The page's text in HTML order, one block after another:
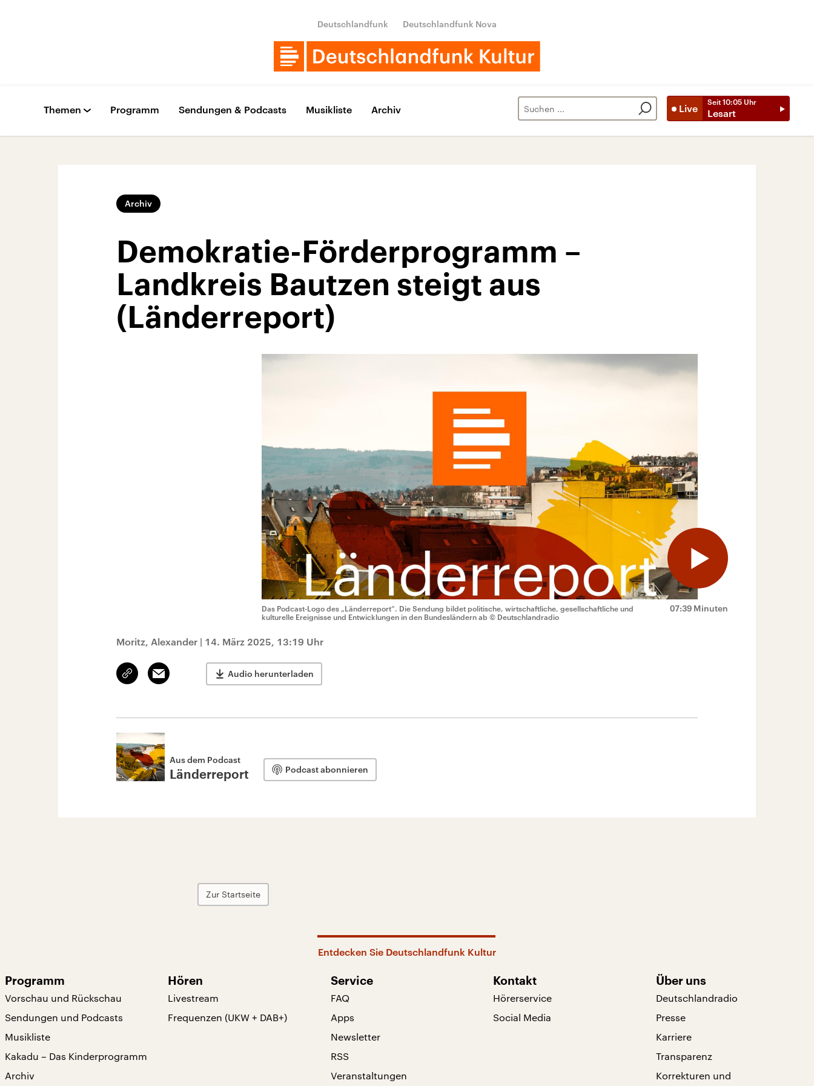
Deutschlandfunk Deutschlandfunk Nova
Live
Seit 10:05 Uhr
Lesart
Themen Programm Sendungen & Podcasts Musikliste Archiv
Archiv
Demokratie-Förderprogramm –
Landkreis Bautzen steigt aus
(Länderreport)
07:39 Minuten
Das Podcast-Logo des „Länderreport“. Die Sendung bildet politische, wirtschaftliche, gesellschaftliche und
kulturelle Ereignisse und Entwicklungen in den Bundesländern ab © Deutschlandradio
Moritz, Alexander | 14. März 2025, 13:19 Uhr
Link
kopieren/teilen
Email Audio herunterladen
Aus dem Podcast
Länderreport Podcast abonnieren
Zur Startseite
Entdecken Sie Deutschlandfunk Kultur
Programm
Vorschau und Rückschau
Sendungen und Podcasts
Musikliste
Kakadu – Das Kinderprogramm
Archiv
Hören
Livestream
Frequenzen (UKW + DAB+)
Service
FAQ
Apps
Newsletter
RSS
Veranstaltungen
Kontakt
Hörerservice
Social Media
Über uns
Deutschlandradio
Presse
Karriere
Transparenz
Korrekturen und